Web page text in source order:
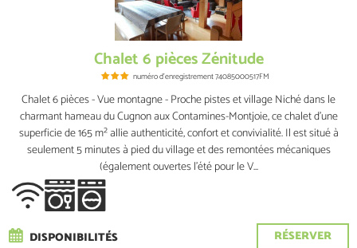
Je n'ai pas de dates précises
Chalet 6 pièces Zénitude
numéro d'enregistrement74085000517FM
Chalet 6 pièces - Vue montagne - Proche pistes et village Niché dans le
charmant hameau du Cugnon aux Contamines-Montjoie, ce chalet d’une
superficie de 165 m² allie authenticité, confort et convivialité. Il est situé à
seulement 5 minutes à pied du village et des remontées mécaniques
(également ouvertes l’été pour le V...
RÉSERVER
DISPONIBILITÉS